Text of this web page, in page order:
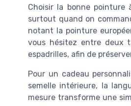
Choisir la bonne
surtout quand on
notant la pointure
vous hésitez entre deux
espadrilles, afin de
Pour un cadeau
semelle intérieure, la
mesure transforme une